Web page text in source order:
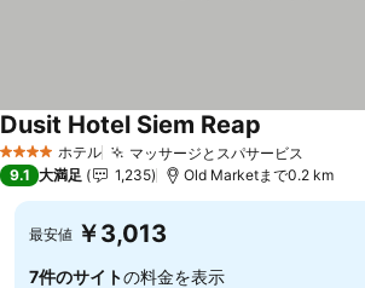
4 ホテルのランク
ホテル マッサージとスパサービス
Dusit Hotel Siem Reap
9.1 大満足 1,235 Old Marketまで0.2 km
最安値 ￥3,013
7件のサイトの料金を表示